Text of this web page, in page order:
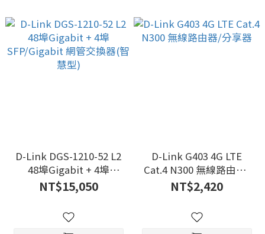
D-Link DGS-1210-52 L2
48埠Gigabit + 4埠
SFP/Gigabit 網管交換器
(智慧型)
NT$15,050
D-Link G403 4G LTE
Cat.4 N300 無線路由器/
分享器
NT$2,420